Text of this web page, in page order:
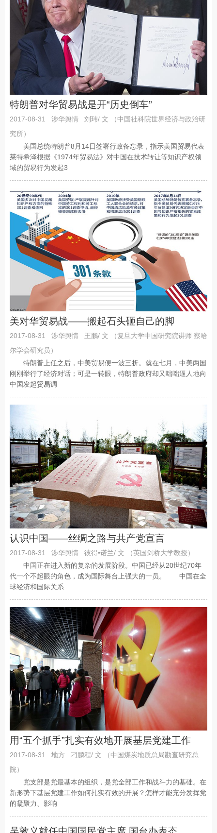
特朗普对华贸易战是开“历史倒车”
2017-08-31 涉华舆情
刘玮/ 文 （中国社科院世界经济与政治研
究所）
美国总统特朗普8月14日签署行政备忘录，指示美国贸易代表
莱特希泽根据《1974年贸易法》对中国在技术转让等知识产权领
域的贸易行为发起3
美对华贸易战——搬起石头砸自己的脚
2017-08-31 涉华舆情
王鹏/ 文 （复旦大学中国研究院讲师 察哈
尔学会研究员）
特朗普上任之后，中美贸易便一波三折。就在七月，中美两国
刚刚举行了经济对话；可是一转眼，特朗普政府却又咄咄逼人地向
中国发起贸易调
认识中国——丝绸之路与共产党宣言
2017-08-31 涉华舆情
彼得•诺兰/ 文 （英国剑桥大学教授）
中国正在进入新的复杂的发展阶段。中国已经从20世纪70年
代一个不起眼的角色，成为国际舞台上强大的一员。 中国在全
球经济和国际关系
用“五个抓手”扎实有效地开展基层党建工作
2017-08-31 地方
刁鹏程/ 文 （中国煤炭地质总局勘查研究总
院）
党支部是党最基本的组织，是党全部工作和战斗力的基础。在
新形势下基层党建工作如何扎实有效的开展？怎样才能充分发挥党
的凝聚力、影响